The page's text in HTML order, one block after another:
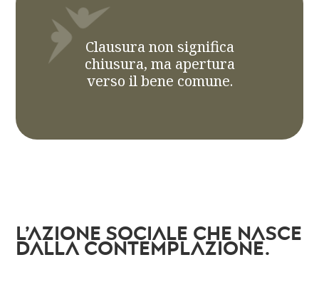
Clausura non significa
chiusura, ma apertura
verso il bene comune.
L’azione sociale che nasce
dalla contemplazione.